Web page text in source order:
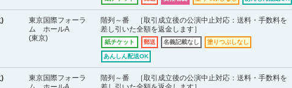
)
東京国際フォーラ
ム ホールA
(東京)
階列～番 ［取引成立後の公演中止対応：送料・手数料を
差し引いた全額を返金します］
紙チケット 郵送 名義記載なし 塗りつぶしなし
あんしん配送OK
)
東京国際フォーラ
階列～番 ［取引成立後の公演中止対応：送料・手数料を